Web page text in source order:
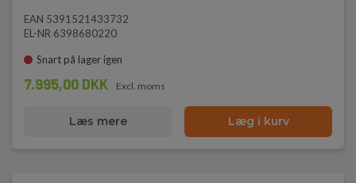
EAN 5391521433732
EL-NR 6398680220
Snart på lager igen
7.995,00 DKK Excl. moms
Læs mere Læg i kurv